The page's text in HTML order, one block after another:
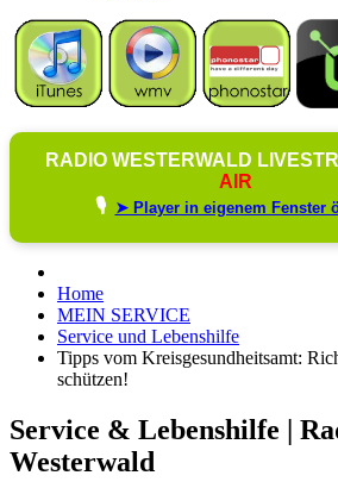
RADIO WESTERWALD
AIR
🎙️ ➤ Player in eigenem Fenster
Home
MEIN SERVICE
Service und Lebenshilfe
Tipps vom Kreisgesundheitsamt:
schützen!
Service & Lebenshilfe |
Westerwald